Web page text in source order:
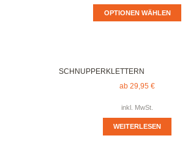
OPTIONEN WÄHLEN
SCHNUPPERKLETTERN
ab 29,95 €
inkl. MwSt.
WEITERLESEN